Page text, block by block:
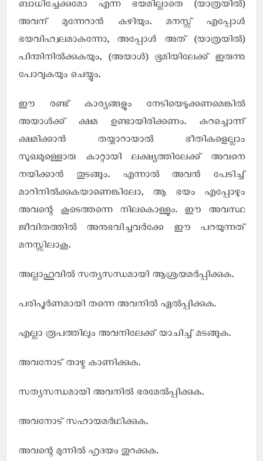
ബാധിച്ചേക്കുമോ എന്ന ഭയമില്ലാതെ (യാത്രയില്‍)
അവന് മുന്നേറാന്‍ കഴിയും. മനസ്സ് എപ്പോള്‍
ഭയവിഹ്വലമാകുന്നോ, അപ്പോള്‍ അത് (യാത്രയില്‍)
പിന്തിനില്‍ക്കുകയും, (അയാള്‍) ഭൂമിയിലേക്ക് ഇരുന്നു
പോവുകയും ചെയ്യും.
ഈ രണ്ട് കാര്യങ്ങളും നേടിയെടുക്കണമെങ്കില്‍
അയാള്‍ക്ക് ക്ഷമ ഉണ്ടായിരിക്കണം. കുറച്ചൊന്ന്
ക്ഷമിക്കാന്‍ തയ്യാറായാല്‍ ഭീതികളെല്ലാം
സുഖമുള്ളൊരു കാറ്റായി ലക്ഷ്യത്തിലേക്ക് അവനെ
നയിക്കാന്‍ തുടങ്ങും. എന്നാല്‍ അവന്‍ പേടിച്ച്
മാറിനില്‍ക്കുകയാണെങ്കിലോ, ആ ഭയം എപ്പോഴും
അവന്റെ കൂടെത്തന്നെ നിലകൊള്ളും. ഈ അവസ്ഥ
ജീവിതത്തില്‍ അനുഭവിച്ചവര്‍ക്കേ ഈ പറയുന്നത്
മനസ്സിലാകൂ.
അല്ലാഹുവില്‍ സത്യസന്ധമായി ആശ്രയമര്‍പ്പിക്കുക.
പരിപൂര്‍ണമായി തന്നെ അവനില്‍ ഏല്‍പ്പിക്കുക.
എല്ലാ രൂപത്തിലും അവനിലേക്ക് യാചിച്ച് മടങ്ങുക.
അവനോട് താഴ്മ കാണിക്കുക.
സത്യസന്ധമായി അവനില്‍ ഭരമേല്‍പ്പിക്കുക.
അവനോട് സഹായമര്‍ഥിക്കുക.
അവന്റെ മുന്നില്‍ ഹൃദയം തുറക്കുക.